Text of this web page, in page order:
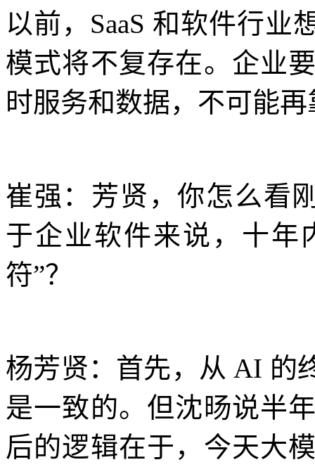
以前，SaaS 和软件行业
模式将不复存在。企业
时服务和数据，不可能
崔强：芳贤，你怎么看
于企业软件来说，十年
符”？
杨芳贤：首先，从 AI 的
是一致的。但沈旸说半
后的逻辑在于，今天大